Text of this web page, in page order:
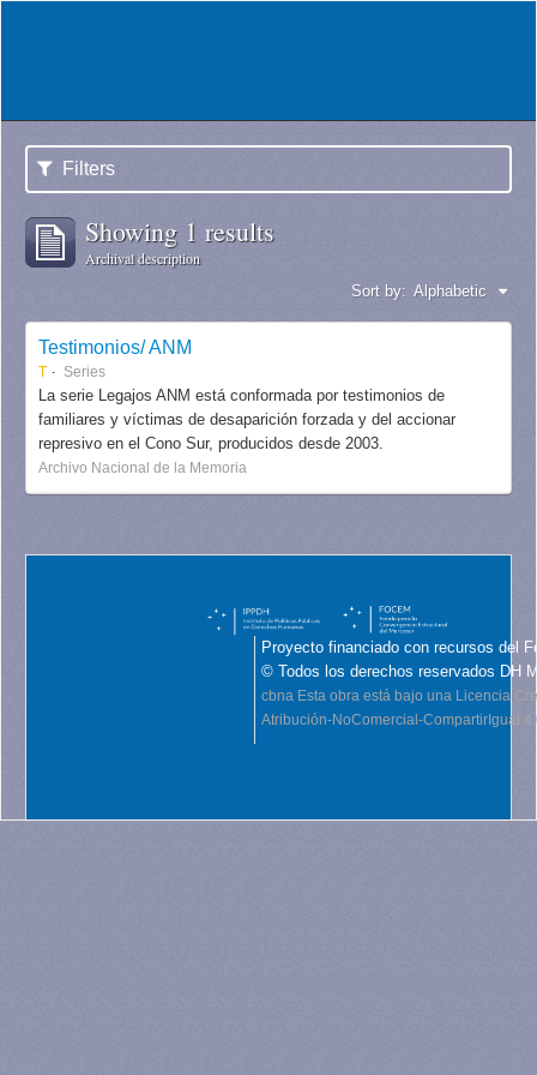
Filters
Showing 1 results
Archival description
Sort by: Alphabetic
Testimonios/ ANM
T Series
La serie Legajos ANM está conformada por testimonios de
familiares y víctimas de desaparición forzada y del accionar
represivo en el Cono Sur, producidos desde 2003.
Archivo Nacional de la Memoria
Proyecto financiado con recursos del
© Todos los derechos reservados DH
cbna Esta obra está bajo una Licencia
Atribución-NoComercial-CompartirIgual